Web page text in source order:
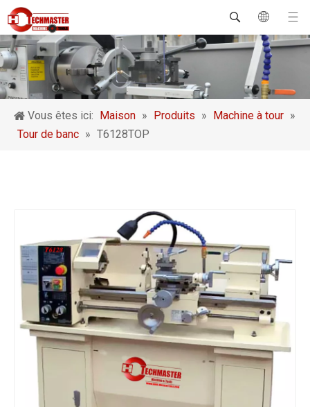
Vous êtes ici: Maison » Produits » Machine à tour »
Tour de banc » T6128TOP